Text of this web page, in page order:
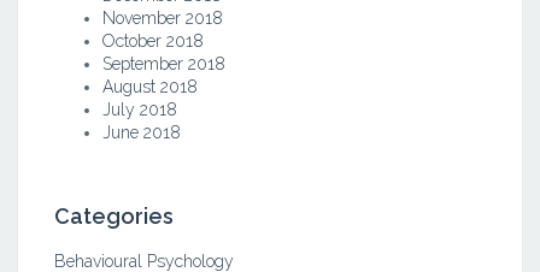
November 2018
October 2018
September 2018
August 2018
July 2018
June 2018
Categories
Behavioural Psychology